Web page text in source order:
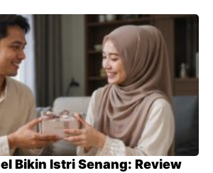
Bikin Istri Senang: Review